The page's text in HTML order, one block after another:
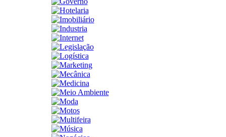
Hotelaria
Imobiliário
Industria
Internet
Legislação
Logística
Marketing
Mecânica
Medicina
Meio Ambiente
Moda
Motos
Multifeira
Música